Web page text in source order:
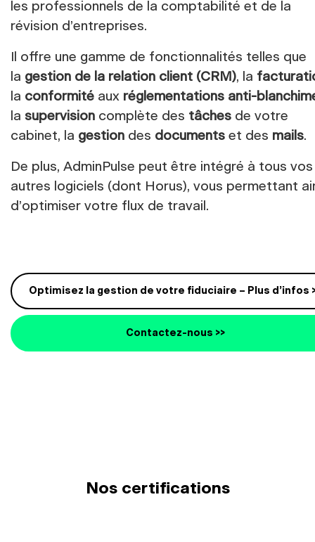
les professionnels de la comptabilité et de la
révision d’entreprises.
Il offre une gamme de fonctionnalités telles que
la gestion de la relation client (CRM), la
la conformité aux réglementations anti-
la supervision complète des tâches de votre
cabinet, la gestion des documents et des mails.
De plus, AdminPulse peut être intégré à tous vos
autres logiciels (dont Horus), vous permettant
d’optimiser votre flux de travail.
Optimisez la gestion de votre fiduciaire – Plus d’infos
Contactez-nous >>
Nos certifications